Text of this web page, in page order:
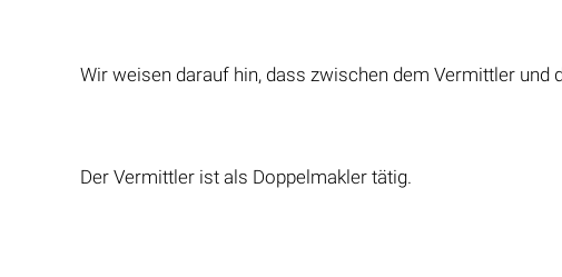
Wir weisen darauf hin, dass zwischen dem Vermittler
Der Vermittler ist als Doppelmakler tätig.